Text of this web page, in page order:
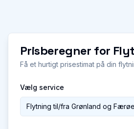
Prisberegner for
Få et hurtigt prisestimat på din
Vælg service
Flytning til/fra Grønland og